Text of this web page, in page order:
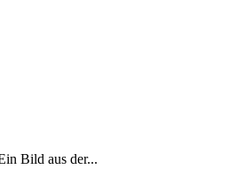
Bild aus der...